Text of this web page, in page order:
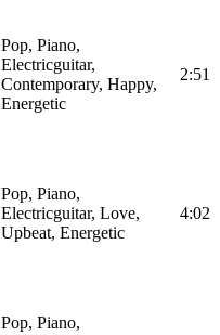
Pop, Piano,
Electricguitar,
Contemporary, Happy,
Energetic
2:51
Pop, Piano,
Electricguitar, Love,
Upbeat, Energetic
4:02
Pop, Piano,